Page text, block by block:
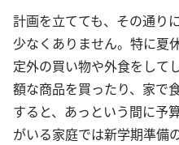
計画を立てても、その通り
少なくありません。特に夏
定外の買い物や外食をして
額な商品を買ったり、家で
すると、あっという間に予
がいる家庭では新学期準備